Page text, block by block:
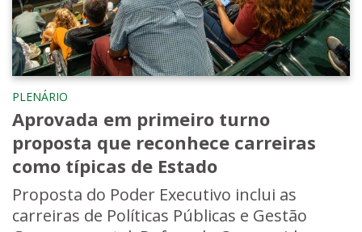
PLENÁRIO
Aprovada em primeiro turno
proposta que reconhece carreiras
como típicas de Estado
Proposta do Poder Executivo inclui as
carreiras de Políticas Públicas e Gestão